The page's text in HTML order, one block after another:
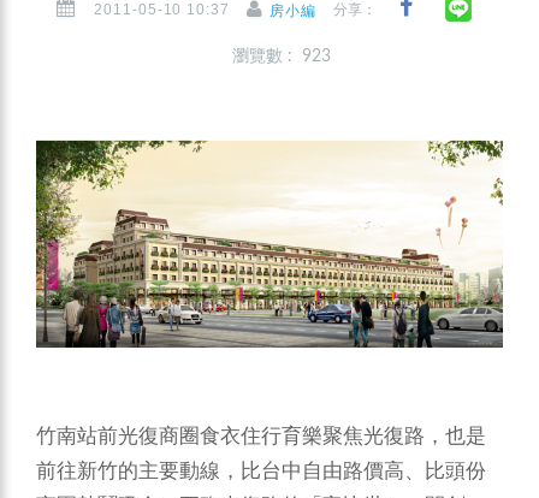
2011-05-10 10:37 房小編 分享：
瀏覽數 : 923
竹南站前光復商圈食衣住行育樂聚焦光復路，也是
前往新竹的主要動線，比台中自由路價高、比頭份